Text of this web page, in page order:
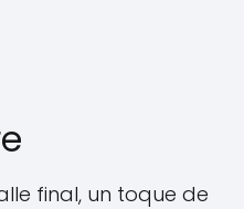
final, un toque de